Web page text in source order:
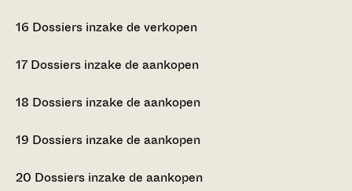
16 Dossiers inzake de verkopen
17 Dossiers inzake de aankopen
18 Dossiers inzake de aankopen
19 Dossiers inzake de aankopen
20 Dossiers inzake de aankopen